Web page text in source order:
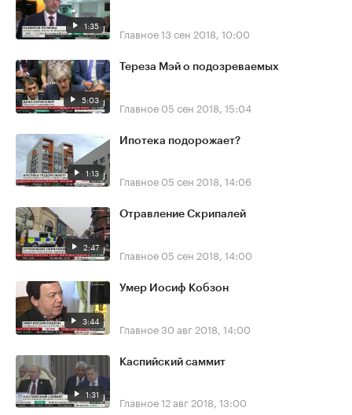
1:35 Главное13 сен 2018, 10:00
5:03
Тереза Мэй о подозреваемых
Главное 05 сен 2018, 15:04
1:13
Ипотека подорожает?
Главное 05 сен 2018, 14:06
2:47
Отравление Скрипалей
Главное 05 сен 2018, 14:00
3:44
Умер Иосиф Кобзон
Главное30 авг 2018, 14:00
1:31
Каспийский саммит
Главное12 авг 2018, 13:00